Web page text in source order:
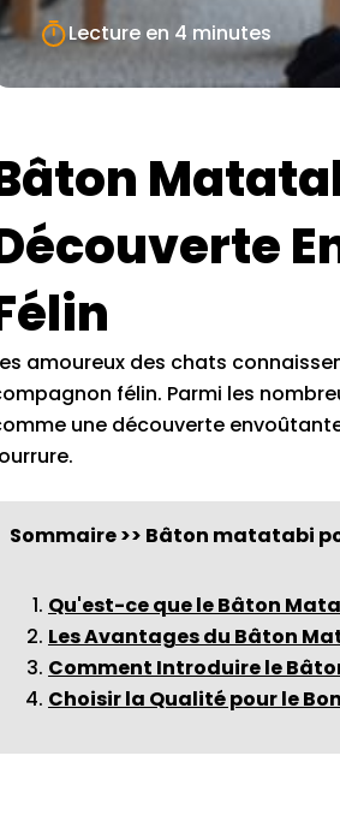
Lecture en 4 minutes
amoureux des chats
félin. Parmi les
une découverte
Sommaire >> Bâton matatabi
Qu'est-ce que le Bâton
Les Avantages du Bâton
Comment Introduire le
Choisir la Qualité pour le